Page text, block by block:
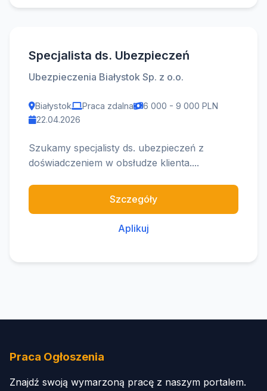
Specjalista ds. Ubezpieczeń
Ubezpieczenia Białystok Sp. z o.o.
Białystok Praca zdalna
6 000 - 9 000 PLN
22.04.2026
Szukamy specjalisty ds. ubezpieczeń z
doświadczeniem w obsłudze klienta....
Szczegóły
Aplikuj
Praca Ogłoszenia
Znajdź swoją wymarzoną pracę z naszym portalem.